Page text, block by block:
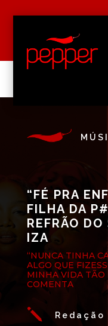
“FÉ PRA
FILHA DA
REFRÃO DO
IZA
“NUNCA TINHA
ALGO QUE
MINHA VIDA TÃO
COMENTA
j Redação